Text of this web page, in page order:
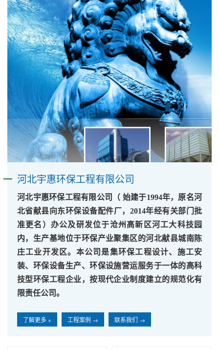
河北宇惠环保工程有限公司​​
河北宇惠环保工程有限公司（ 始建于1994年，原名河
北省献县向东环保设备配件厂，2014年经有关部门批
准更名）办公及研发位于沧州高新区河工大科技园
内，生产基地位于环保产业聚集区的河北献县城南陈
庄工业开发区。本公司是集环保工程设计、施工安
装、 环保设备生产、环保设施营运服务于一体的高科
技型环保工程企业，按现代企业制度建立的规范化有
限责任公司。
了解更多 + 工程案例 → 联系我们 →